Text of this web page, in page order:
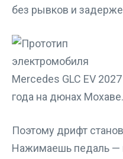
без рывков и
Поэтому дрифт
Нажимаешь педаль —